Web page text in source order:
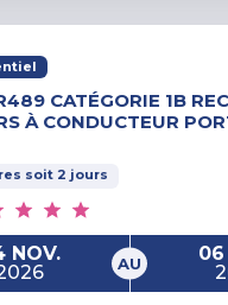
CATÉGORIE 1B
À CONDUCTEUR
soit 2 jours
NOV.
AU
06